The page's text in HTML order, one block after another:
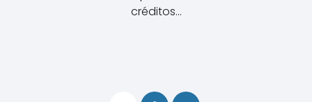
créditos…